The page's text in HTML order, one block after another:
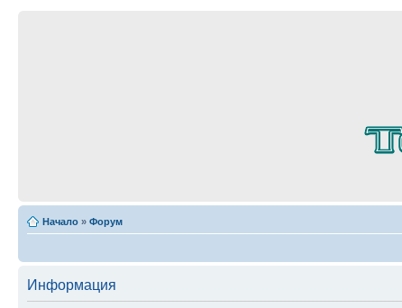
Начало » Форум
Информация